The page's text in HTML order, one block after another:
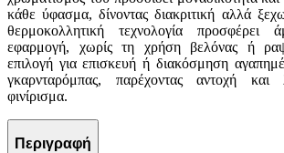
κάθε ύφασμα, δίνοντας διακριτική αλλά
θερμοκολλητική τεχνολογία προσφέρει
εφαρμογή, χωρίς τη χρήση βελόνας ή
επιλογή για επισκευή ή διακόσμηση
γκαρνταρόμπας, παρέχοντας αντοχή
φινίρισμα.
Περιγραφή